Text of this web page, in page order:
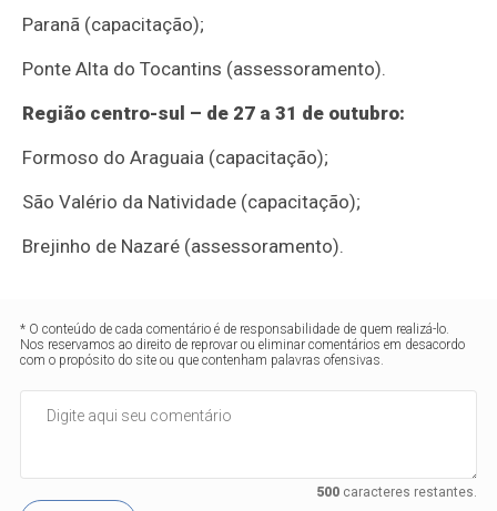
Paranã (capacitação);
Ponte Alta do Tocantins (assessoramento).
Região centro-sul – de 27 a 31 de outubro:
Formoso do Araguaia (capacitação);
São Valério da Natividade (capacitação);
Brejinho de Nazaré (assessoramento).
* O conteúdo de cada comentário é de responsabilidade de quem realizá-lo.
Nos reservamos ao direito de reprovar ou eliminar comentários em desacordo
com o propósito do site ou que contenham palavras ofensivas.
500caracteres restantes.